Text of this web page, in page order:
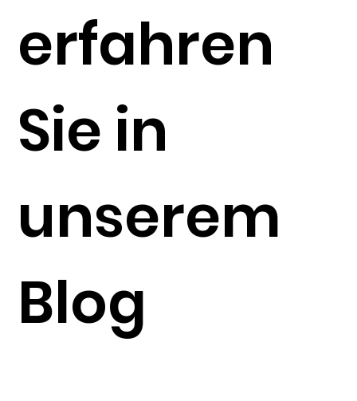
erfahren
Sie in
unserem
Blog